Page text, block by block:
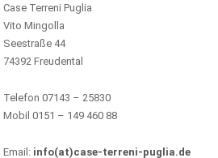
Case Terreni Puglia
Vito Mingolla
Seestraße 44
74392 Freudental
Telefon 07143 – 25830
Mobil 0151 – 149 460 88
Email: info(at)case-terreni-puglia.de